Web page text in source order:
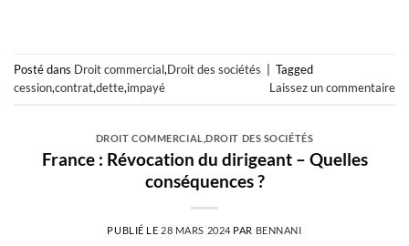
Posté dans Droit commercial,Droit des sociétés
Tagged
cession,contrat,dette,impayé Laissez un commentaire
DROIT COMMERCIAL ,DROIT DES SOCIÉTÉS
France : Révocation du dirigeant – Quelles
conséquences ?
PUBLIÉ LE 28 MARS 2024 PAR BENNANI